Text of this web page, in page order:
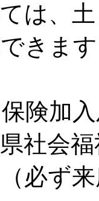
は、
きま
険加
社会
必ず